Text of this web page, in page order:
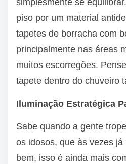
simplesmente se
piso por um material
tapetes de borracha com
principalmente nas áreas
muitos escorregões.
tapete dentro do chuveiro
Iluminação Estratégica
Sabe quando a gente
os idosos, que às vezes
bem, isso é ainda mais